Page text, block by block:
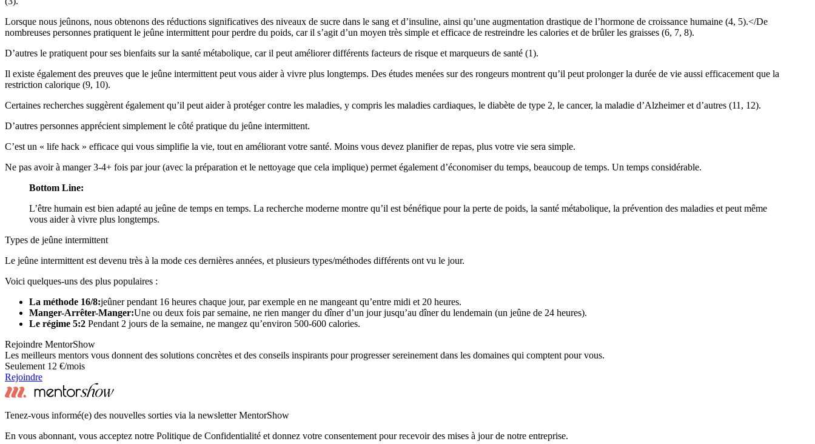
Lorsque nous jeûnons, nous obtenons des réductions significatives des niveaux de sucre dans le sang et d’insuline, ainsi qu’une augmentation drastique de l’hormone de croissance humaine (4, 5).</De
nombreuses personnes pratiquent le jeûne intermittent pour perdre du poids, car il s’agit d’un moyen très simple et efficace de restreindre les calories et de brûler les graisses (6, 7, 8).
D’autres le pratiquent pour ses bienfaits sur la santé métabolique, car il peut améliorer différents facteurs de risque et marqueurs de santé (1).
Il existe également des preuves que le jeûne intermittent peut vous aider à vivre plus longtemps. Des études menées sur des rongeurs montrent qu’il peut prolonger la durée de vie aussi efficacement que la
restriction calorique (9, 10).
Certaines recherches suggèrent également qu’il peut aider à protéger contre les maladies, y compris les maladies cardiaques, le diabète de type 2, le cancer, la maladie d’Alzheimer et d’autres (11, 12).
D’autres personnes apprécient simplement le côté pratique du jeûne intermittent.
C’est un « life hack » efficace qui vous simplifie la vie, tout en améliorant votre santé. Moins vous devez planifier de repas, plus votre vie sera simple.
Ne pas avoir à manger 3-4+ fois par jour (avec la préparation et le nettoyage que cela implique) permet également d’économiser du temps, beaucoup de temps. Un temps considérable.
Bottom Line:
L’être humain est bien adapté au jeûne de temps en temps. La recherche moderne montre qu’il est bénéfique pour la perte de poids, la santé métabolique, la prévention des maladies et peut même
vous aider à vivre plus longtemps.
Types de jeûne intermittent
Le jeûne intermittent est devenu très à la mode ces dernières années, et plusieurs types/méthodes différents ont vu le jour.
Voici quelques-uns des plus populaires :
La méthode 16/8:jeûner pendant 16 heures chaque jour, par exemple en ne mangeant qu’entre midi et 20 heures.
Manger-Arrêter-Manger:Une ou deux fois par semaine, ne rien manger du dîner d’un jour jusqu’au dîner du lendemain (un jeûne de 24 heures).
Le régime 5:2 Pendant 2 jours de la semaine, ne mangez qu’environ 500-600 calories.
Rejoindre MentorShow
Les meilleurs mentors vous donnent des solutions concrètes et des conseils inspirants pour progresser sereinement dans les domaines qui comptent pour vous.
Seulement 12 €/mois
Rejoindre
Tenez-vous informé(e) des nouvelles sorties via la newsletter MentorShow
En vous abonnant, vous acceptez notre Politique de Confidentialité et donnez votre consentement pour recevoir des mises à jour de notre entreprise.